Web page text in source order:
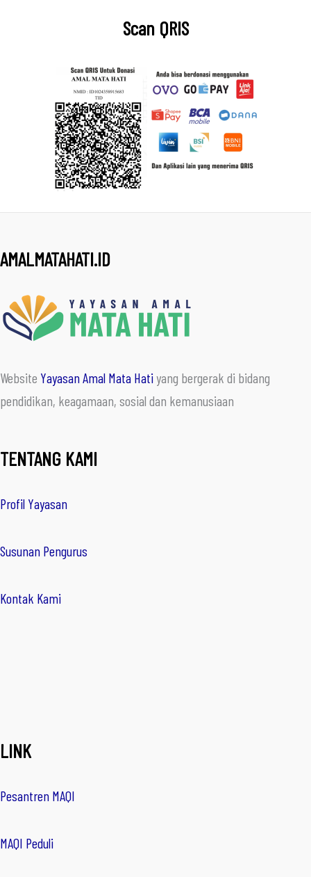
Scan QRIS
AMALMATAHATI.ID
Website Yayasan Amal Mata Hatiyang bergerak di bidang
pendidikan, keagamaan, sosial dan kemanusiaan
TENTANG KAMI
Profil Yayasan
Susunan Pengurus
Kontak Kami
LINK
Pesantren MAQI
MAQI Peduli